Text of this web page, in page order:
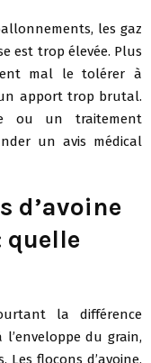
les gaz
est trop élevée. Plus
mal le tolérer à
apport trop brutal.
ou un traitement
un avis médical
d’avoine
quelle
la différence
l’enveloppe du grain,
flocons d’avoine,